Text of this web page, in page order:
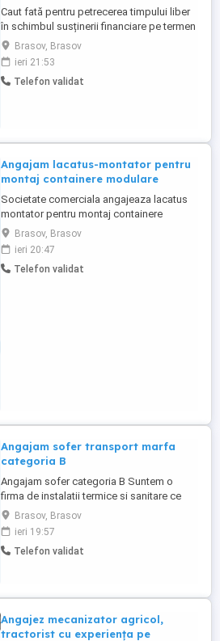
Caut fată pentru petrecerea timpului liber
în schimbul susținerii financiare pe termen
lung.Brasov, Brasov
ieri 21:53
Telefon validat
Angajam lacatus-montator pentru
montaj containere modulare
Societate comerciala angajeaza lacatus
montator pentru montaj containere
modulare, cu domiciliul in Brasov sau
imprejurimi, program de lucru luni - vineri.
Pentru detalii sunati la telefon , luni - joi.
Brasov, Brasov
ieri 20:47
Telefon validat
Angajam sofer transport marfa
categoria B
Angajam sofer categoria B Suntem o
firma de instalatii termice si sanitare ce
activeaza in Judetul Brasov si Prahova.
Atribuții și Responsabilități Principale:
Transport: Efectuarea deplasărilor
conform itinerariului și instrucțiunilor
Brasov, Brasov
ieri 19:57
Telefon validat
Angajez mecanizator agricol,
tractorist cu experiența pe